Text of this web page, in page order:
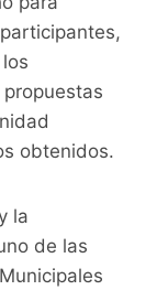
obtenidos.
la
de las